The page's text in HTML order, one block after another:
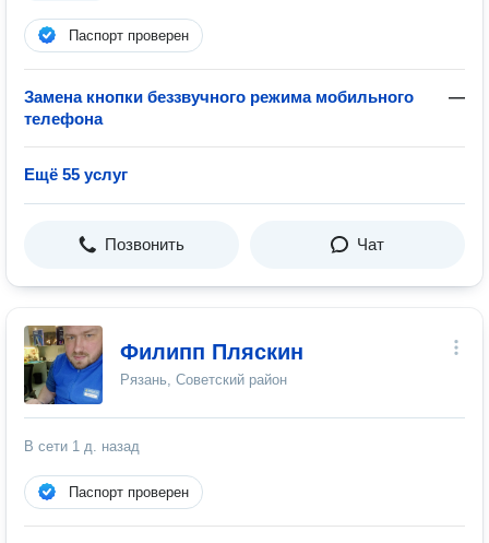
Паспорт проверен
Замена кнопки беззвучного режима мобильного
телефона
—
Ещё 55 услуг
Позвонить Чат
Филипп Пляскин
Рязань, Советский район
В сети 1 д. назад
Паспорт проверен